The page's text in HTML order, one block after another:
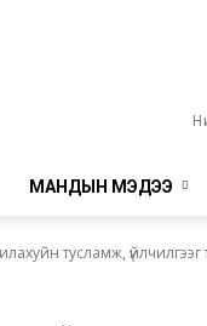
МАНДЫН МЭДЭЭ
тусламж,